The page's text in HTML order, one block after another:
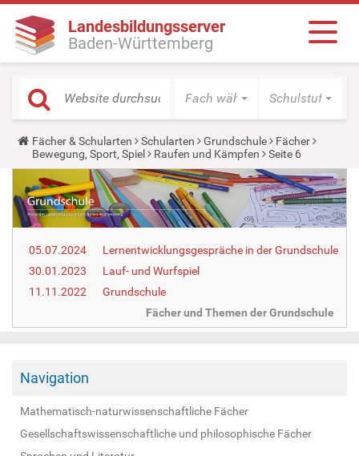
Landesbildungsserver
Baden-Württemberg
Fach wählen Schulstufe
Y
o
u
r
e
h
e
e
:
Fächer & Schularten Schularten Grundschule
Fächer
Bewegung, Sport, Spiel
Raufen und Kämpfen Seite 6
05.07.2024
Lernentwicklungsgespräche in der Grundschule
30.01.2023
Lauf- und Wurfspiel
11.11.2022
Grundschule
Fächer und Themen der Grundschule
Navigation
Mathematisch-naturwissenschaftliche Fächer
Gesellschaftswissenschaftliche und philosophische Fächer